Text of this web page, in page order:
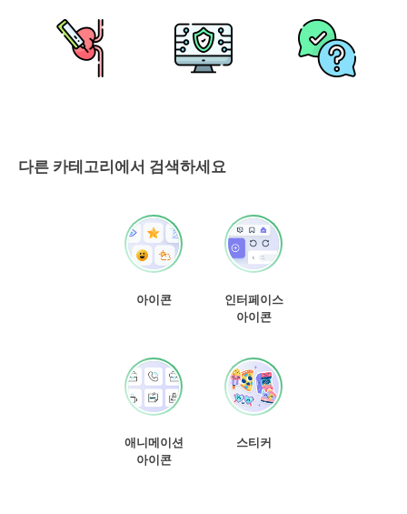
다른 카테고리에서 검색하세요
아이콘
인터페이스
아이콘
애니메이션
아이콘
스티커